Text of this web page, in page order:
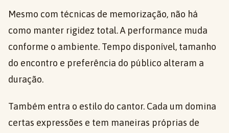
Mesmo com técnicas de memorização, não há
como manter rigidez total. A performance muda
conforme o ambiente. Tempo disponível, tamanho
do encontro e preferência do público alteram a
duração.
Também entra o estilo do cantor. Cada um domina
certas expressões e tem maneiras próprias de